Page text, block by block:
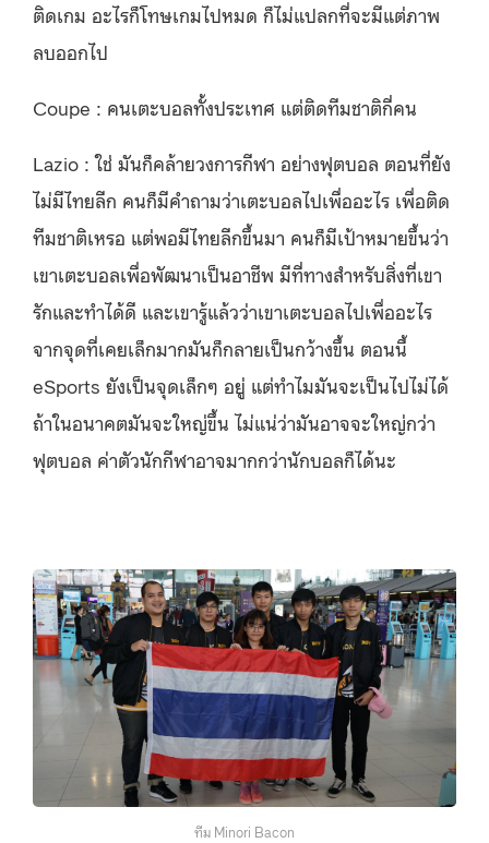
ติดเกม อะไรก็โทษเกมไปหมด ก็ไม่แปลกที่จะมีแต่ภาพ
ลบออกไป
Coupe : คนเตะบอลทั้งประเทศ แต่ติดทีมชาติกี่คน
Lazio : ใช่ มันก็คล้ายวงการกีฬา อย่างฟุตบอล ตอนที่ยัง
ไม่มีไทยลีก คนก็มีคำถามว่าเตะบอลไปเพื่ออะไร เพื่อติด
ทีมชาติเหรอ แต่พอมีไทยลีกขึ้นมา คนก็มีเป้าหมายขึ้นว่า
เขาเตะบอลเพื่อพัฒนาเป็นอาชีพ มีที่ทางสำหรับสิ่งที่เขา
รักและทำได้ดี และเขารู้แล้วว่าเขาเตะบอลไปเพื่ออะไร
จากจุดที่เคยเล็กมากมันก็กลายเป็นกว้างขึ้น ตอนนี้
eSports ยังเป็นจุดเล็กๆ อยู่ แต่ทำไมมันจะเป็นไปไม่ได้
ถ้าในอนาคตมันจะใหญ่ขึ้น ไม่แน่ว่ามันอาจจะใหญ่กว่า
ฟุตบอล ค่าตัวนักกีฬาอาจมากกว่านักบอลก็ได้นะ
ทีม Minori Bacon